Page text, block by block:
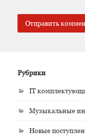
Рубрики
IT
Музыкальные
Новые